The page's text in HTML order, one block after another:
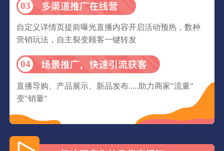
03
自定义详情页提前曝光直播内容开启活动预热，数种
营销玩法，自主裂变顾客一键转发
04
直播导购、产品展示、新品发布.....助力商家"流量"
变"销量"